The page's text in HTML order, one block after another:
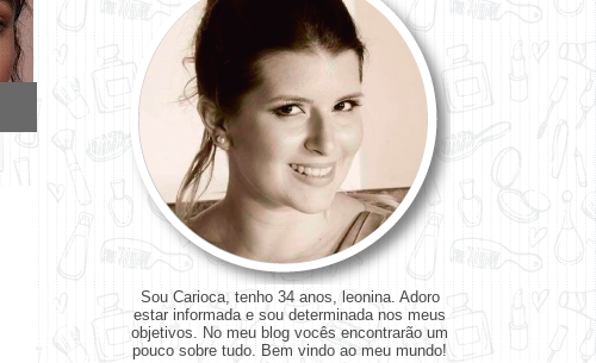
Sou Carioca, tenho 34 anos, leonina. Adoro
estar informada e sou determinada nos meus
objetivos. No meu blog vocês encontrarão um
pouco sobre tudo. Bem vindo ao meu mundo!